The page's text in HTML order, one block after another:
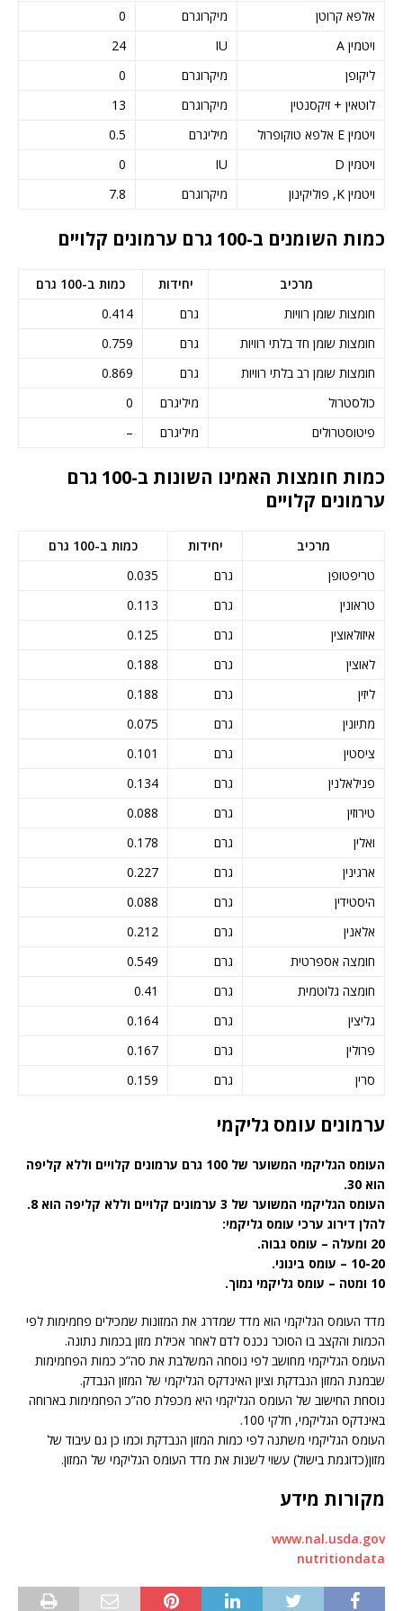
אלפא קרוטן מיקרוגרם
0
ויטמין A
IU
24
ליקופן
מיקרוגרם
0
לוטאין + זיקסנטין
מיקרוגרם
13
ויטמין E אלפא טוקופרול
מיליגרם
0.5
ויטמין D
IU
0
ויטמין K, פוליקינון
מיקרוגרם 7.8
כמות השומנים ב-100 גרם ערמונים קלויים
מרכיב יחידות
כמות ב-100 גרם
חומצות שומן רוויות
גרם
0.414
חומצות שומן חד בלתי רוויות
גרם
0.759
חומצות שומן רב בלתי רוויות
גרם
0.869
כולסטרול
מיליגרם
0
פיטוסטרולים
מיליגרם –
כמות חומצות האמינו השונות ב-100 גרם
ערמונים קלויים
מרכיב יחידות
כמות ב-100 גרם
טריפטופן
גרם
0.035
טראונין
גרם
0.113
איזולאוצין
גרם
0.125
לאוצין
גרם
0.188
ליזין
גרם
0.188
מתיונין
גרם
0.075
ציסטין
גרם
0.101
פנילאלנין
גרם
0.134
טירוזין
גרם
0.088
ואלין
גרם
0.178
ארגינין
גרם
0.227
היסטידין
גרם
0.088
אלאנין
גרם
0.212
חומצה אספרטית
גרם
0.549
חומצה גלוטמית
גרם
0.41
גליצין
גרם
0.164
פרולין
גרם
0.167
סרין
גרם 0.159
ערמונים עומס גליקמי
העומס הגליקמי המשוער של 100 גרם ערמונים קלויים וללא קליפה
הוא 30.
העומס הגליקמי המשוער של 3 ערמונים קלויים וללא קליפה הוא 8.
להלן דירוג ערכי עומס גליקמי:
20 ומעלה – עומס גבוה.
10-20 – עומס בינוני.
10 ומטה – עומס גליקמי נמוך.
מדד העומס הגליקמי הוא מדד שמדרג את המזונות שמכילים פחמימות לפי
הכמות והקצב בו הסוכר נכנס לדם לאחר אכילת מזון בכמות נתונה.
העומס הגליקמי מחושב לפי נוסחה המשלבת את סה”כ כמות הפחמימות
שבמנת המזון הנבדקת וציון האינדקס הגליקמי של המזון הנבדק.
נוסחת החישוב של העומס הגליקמי היא מכפלת סה”כ הפחמימות בארוחה
באינדקס הגליקמי, חלקי 100.
העומס הגליקמי משתנה לפי כמות המזון הנבדקת וכמו כן גם עיבוד של
מזון(כדוגמת בישול) עשוי לשנות את מדד העומס הגליקמי של המזון.
מקורות מידע
www.nal.usda.gov
nutritiondata